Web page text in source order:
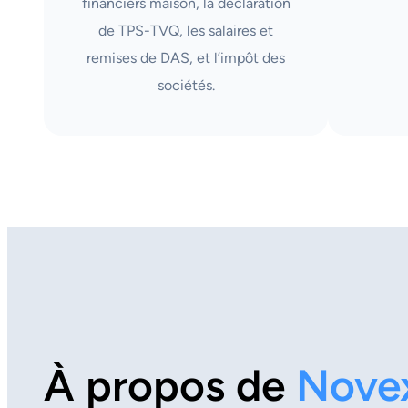
de TPS-TVQ, les salaires et
remises de DAS, et l’impôt des
sociétés.
À propos de